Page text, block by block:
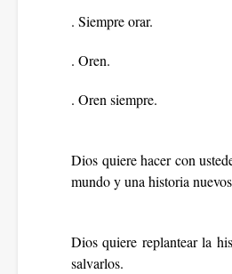
. Siempre orar.
. Oren.
. Oren siempre.
Dios quiere hacer con
mundo y una historia
Dios quiere replantear la
salvarlos.